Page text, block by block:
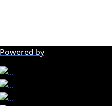
Powered by